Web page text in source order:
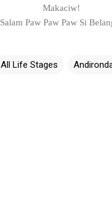
Makaciw!
Salam Paw Paw Paw Si
All Life Stages